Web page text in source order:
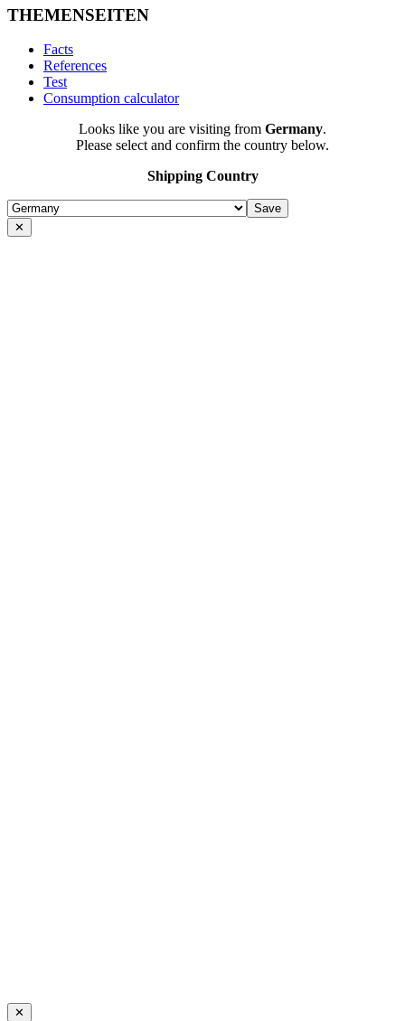
THEMENSEITEN
Facts
References
Test
Consumption calculator
Looks like you are visiting from Germany.
Please select and confirm the country below.
Shipping Country
✕
✕